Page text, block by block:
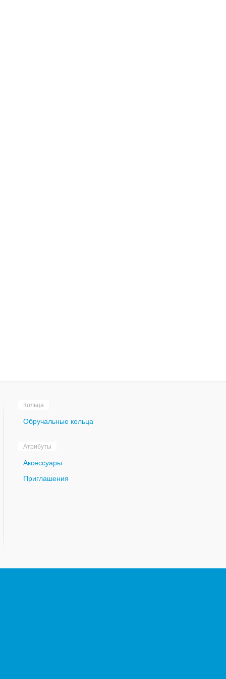
Кольца
Обручальные кольца
Атрибуты
Аксессуары
Приглашения